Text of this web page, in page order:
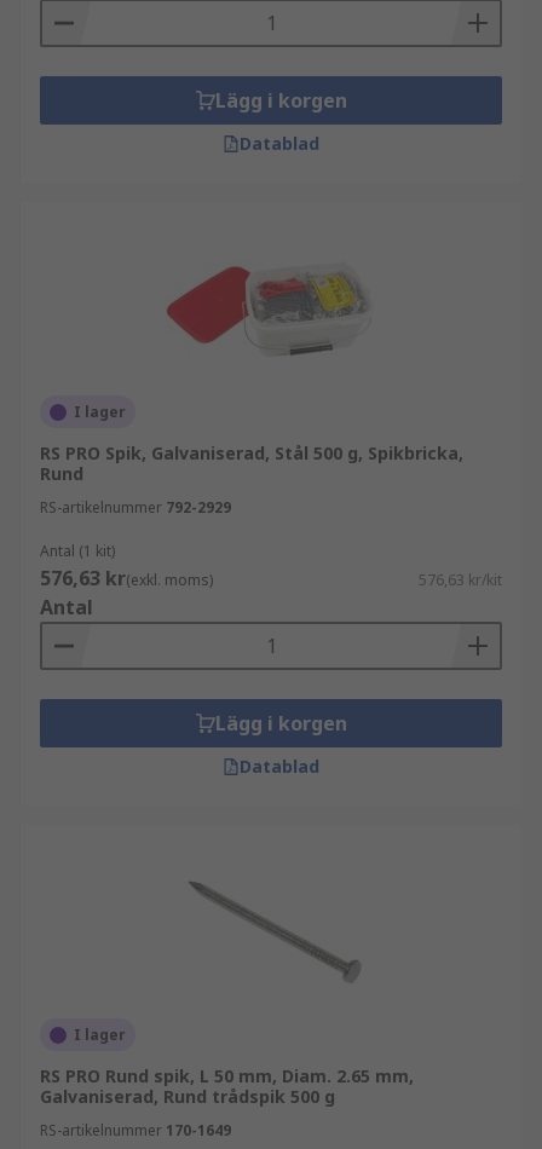
Lägg i korgen
Datablad
I lager
RS PRO Spik, Galvaniserad, Stål 500 g, Spikbricka,
Rund
RS-artikelnummer 792-2929
Antal (1 kit)
576,63 kr(exkl. moms) 576,63 kr/kit
Antal
Lägg i korgen
Datablad
I lager
RS PRO Rund spik, L 50 mm, Diam. 2.65 mm,
Galvaniserad, Rund trådspik 500 g
RS-artikelnummer 170-1649